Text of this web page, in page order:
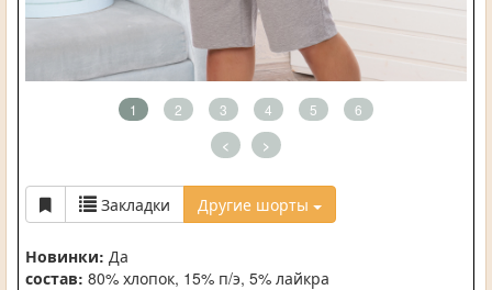
1 2 3 4 5 6
< >
Закладки Другие шорты
Новинки: Да
состав: 80% хлопок, 15% п/э, 5% лайкра